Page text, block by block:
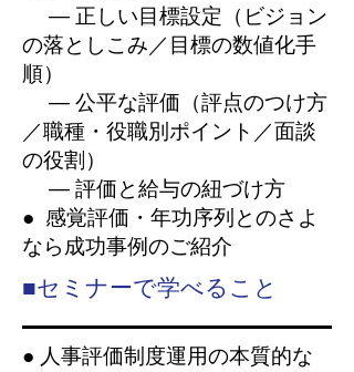
― 正しい目標設定（ビジョン
の落としこみ／目標の数値化手
順）
― 公平な評価（評点のつけ方
／職種・役職別ポイント／面談
の役割）
― 評価と給与の紐づけ方
● 感覚評価・年功序列とのさよ
なら成功事例のご紹介
■セミナーで学べること
● 人事評価制度運用の本質的な